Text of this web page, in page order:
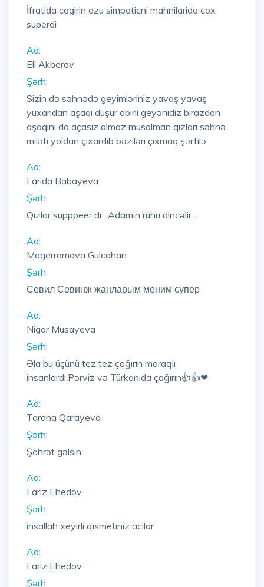
İfratida cagirin ozu simpaticni mahnilarida cox
superdi
Ad:
Eli Akberov
Şərh:
Sizin də səhnədə geyimləriniz yavaş yavaş
yuxarıdan aşaqı duşur abırli geyənidiz birazdan
aşaqını da açasız olmaz musalman qızları səhnə
miləti yoldan çıxardıb bəziləri çıxmaq şərtilə
Ad:
Farida Babayeva
Şərh:
Qızlar supppeer dı . Adamın ruhu dincəlir .
Ad:
Magerramova Gulcahan
Şərh:
Севил Севинж жанларым меним супер
Ad:
Nigar Musayeva
Şərh:
Əla bu üçünü tez tez çağırın maraqlı
insanlardı.Pərviz və Türkanıda çağırın👍👍❤
Ad:
Tarana Qarayeva
Şərh:
Şöhrət gəlsin
Ad:
Fariz Ehedov
Şərh:
insallah xeyirli qismetiniz acilar
Ad:
Fariz Ehedov
Şərh: